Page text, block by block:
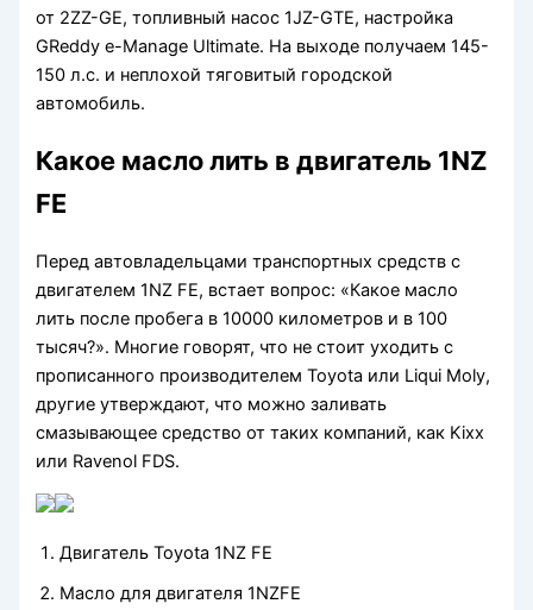
от 2ZZ-GE, топливный насос 1JZ-GTE, настройка
GReddy e-Manage Ultimate. На выходе получаем 145-
150 л.с. и неплохой тяговитый городской
автомобиль.
Какое масло лить в двигатель 1NZ
FE
Перед автовладельцами транспортных средств с
двигателем 1NZ FE, встает вопрос: «Какое масло
лить после пробега в 10000 километров и в 100
тысяч?». Многие говорят, что не стоит уходить с
прописанного производителем Toyota или Liqui Moly,
другие утверждают, что можно заливать
смазывающее средство от таких компаний, как Kixx
или Ravenol FDS.
Двигатель Toyota 1NZ FE
Масло для двигателя 1NZFE